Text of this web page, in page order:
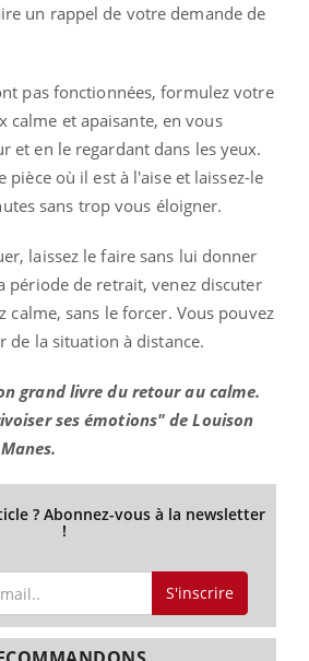
un rappel de votre demande de
pas fonctionnées, formulez votre
calme et apaisante, en vous
et en le regardant dans les yeux.
pièce où il est à l'aise et laissez-le
sans trop vous éloigner.
laissez le faire sans lui donner
période de retrait, venez discuter
calme, sans le forcer. Vous pouvez
de la situation à distance.
grand livre du retour au calme.
ses émotions" de Louison
? Abonnez-vous à la newsletter
!
S'inscrire